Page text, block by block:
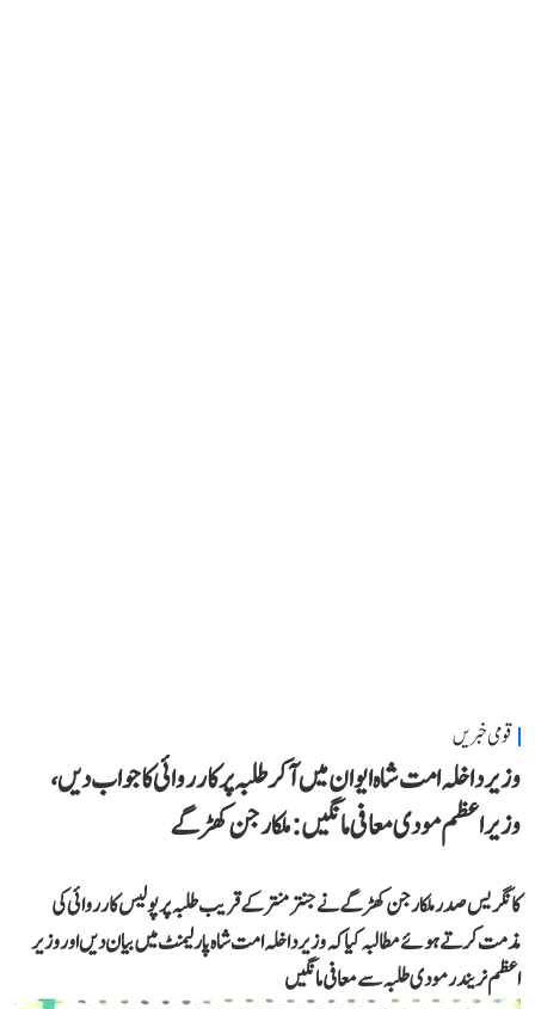
قومی خبریں
وزیر داخلہ امت شاہ ایوان میں آ کر طلبہ پر کارروائی کا جواب دیں،
وزیر اعظم مودی معافی مانگیں: ملکارجن کھڑگے
کانگریس صدر ملکارجن کھڑگے نے جنتر منتر کے قریب طلبہ پر پولیس کارروائی کی
مذمت کرتے ہوئے مطالبہ کیا کہ وزیر داخلہ امت شاہ پارلیمنٹ میں بیان دیں اور وزیر
اعظم نریندر مودی طلبہ سے معافی مانگیں